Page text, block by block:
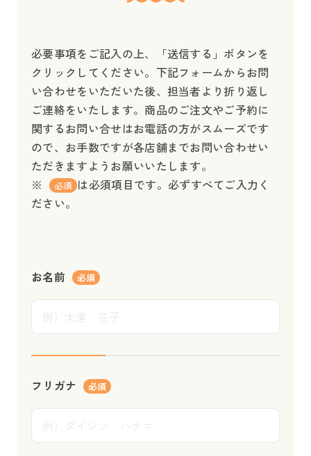
必要事項をご記入の上、「送信する」ボタンを
クリックしてください。下記フォームからお問
い合わせをいただいた後、担当者より折り返し
ご連絡をいたします。商品のご注文やご予約に
関するお問い合せはお電話の方がスムーズです
ので、お手数ですが各店舗までお問い合わせい
ただきますようお願いいたします。
※
必須 は必須項目です。必ずすべてご入力く
ださい。
お名前 必須
フリガナ 必須